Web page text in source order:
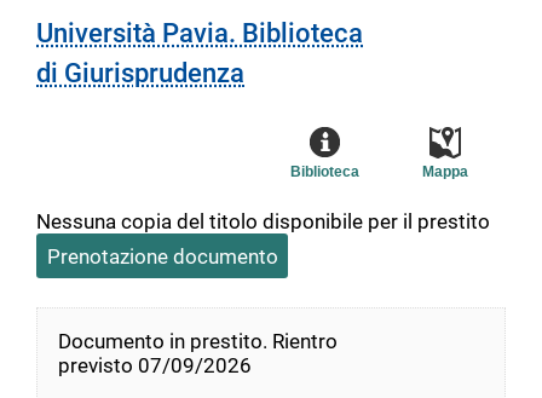
Università Pavia. Biblioteca
di Giurisprudenza
Mappa
Biblioteca
Nessuna copia del titolo disponibile per il prestito
Prenotazione documento
Documento in prestito. Rientro
previsto 07/09/2026